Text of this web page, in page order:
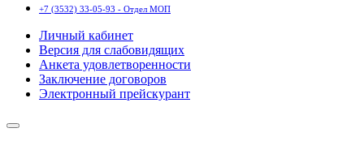
+7 (3532) 33-05-93 - Отдел МОП
Личный кабинет
Версия для слабовидящих
Анкета удовлетворенности
Заключение договоров
Электронный прейскурант